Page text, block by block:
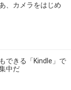
、カメラをはじめ
できる「Kindle」で
中だ